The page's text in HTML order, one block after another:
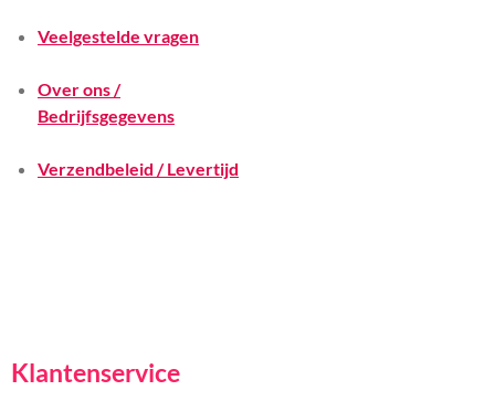
Veelgestelde vragen
Over ons /
Bedrijfsgegevens
Verzendbeleid / Levertijd
Klantenservice